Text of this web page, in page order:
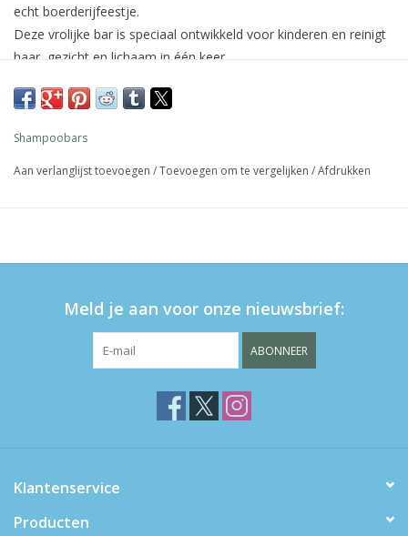
echt boerderijfeestje.
Deze vrolijke bar is speciaal ontwikkeld voor kinderen en reinigt
haar, gezicht en lichaam in één keer.
een plezierig ritueel dat kinderen zelf maar al te graag doen.
geschikt voor kinderen
voor haar, lichaam én gezicht
Stimuleert zelfstandig wassen en douchen
plasticvrij, vegan & cruelty free
handgemaakt in Nederland
Shampoobars
Aan verlanglijst toevoegen /Toevoegen om te vergelijken /Afdrukken
Meld je aan voor onze nieuwsbrief:
ABONNEER
Klantenservice
Producten